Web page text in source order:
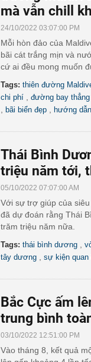
mà vẫn chill
24/10/2022 03:07:00 PM
Mỗi hòn đảo của
bãi cát trắng mịn và
cứ ai đều mong muốn
Tags: thiên đường
chi phí
đường bay thẳng
bãi biển đẹp hướng
Thái Bình
triệu năm tới,
05/10/2022 07:07:00 AM
Với sự trợ giúp của
đã dự đoán rằng Thái
trăm triệu năm nữa.
Tags: thái bình dương
tây dương
sự kiện quan
Bắc Cực ấm
trung bình
03/10/2022 12:51:00 PM
Vào tháng 8, kết quả